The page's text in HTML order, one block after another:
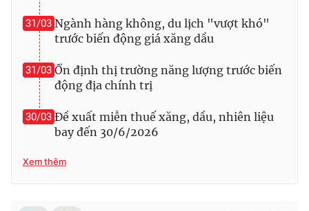
31/03 Ngành hàng không, du lịch "vượt khó"
trước biến động giá xăng dầu
31/03 Ổn định thị trường năng lượng trước biến
động địa chính trị
30/03 Đề xuất miễn thuế xăng, dầu, nhiên liệu
bay đến 30/6/2026
Xem thêm